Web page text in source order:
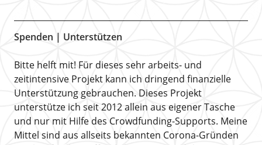
Spenden | Unterstützen
Bitte helft mit! Für dieses sehr arbeits- und
zeitintensive Projekt kann ich dringend finanzielle
Unterstützung gebrauchen. Dieses Projekt
unterstütze ich seit 2012 allein aus eigener Tasche
und nur mit Hilfe des Crowdfunding-Supports. Meine
Mittel sind aus allseits bekannten Corona-Gründen